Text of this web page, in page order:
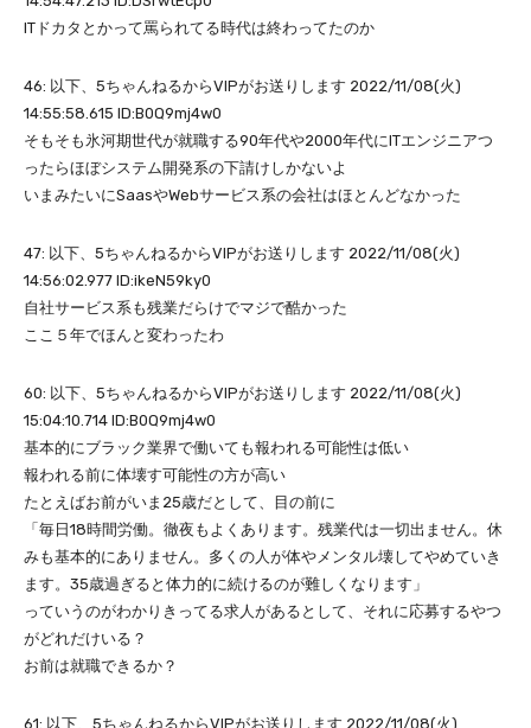
ITドカタとかって罵られてる時代は終わってたのか
46: 以下、5ちゃんねるからVIPがお送りします 2022/11/08(火)
14:55:58.615 ID:B0Q9mj4w0
そもそも氷河期世代が就職する90年代や2000年代にITエンジニアつ
ったらほぼシステム開発系の下請けしかないよ
いまみたいにSaasやWebサービス系の会社はほとんどなかった
47: 以下、5ちゃんねるからVIPがお送りします 2022/11/08(火)
14:56:02.977 ID:ikeN59ky0
自社サービス系も残業だらけでマジで酷かった
ここ５年でほんと変わったわ
60: 以下、5ちゃんねるからVIPがお送りします 2022/11/08(火)
15:04:10.714 ID:B0Q9mj4w0
基本的にブラック業界で働いても報われる可能性は低い
報われる前に体壊す可能性の方が高い
たとえばお前がいま25歳だとして、目の前に
「毎日18時間労働。徹夜もよくあります。残業代は一切出ません。休
みも基本的にありません。多くの人が体やメンタル壊してやめていき
ます。35歳過ぎると体力的に続けるのが難しくなります」
っていうのがわかりきってる求人があるとして、それに応募するやつ
がどれだけいる？
お前は就職できるか？
61: 以下、5ちゃんねるからVIPがお送りします 2022/11/08(火)